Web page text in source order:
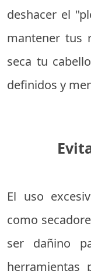
deshacer el
mantener tus
seca tu
definidos y
El uso
como
ser dañino
herramientas